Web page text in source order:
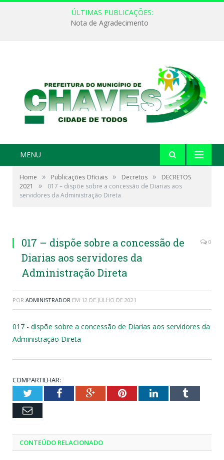
ÚLTIMAS PUBLICAÇÕES:
Nota de Agradecimento
MENU
Home » Publicações Oficiais » Decretos »
DECRETOS
2021
»
017 – dispõe sobre a concessão de Diarias aos
servidores da Administração Direta
017 – dispõe sobre a concessão de
Diarias aos servidores da
Administração Direta
0
POR ADMINISTRADOR EM 12 DE JULHO DE 2021
017 - dispõe sobre a concessão de Diarias aos servidores da
Administração Direta
COMPARTILHAR:
TwitterFacebookGoogle+PinterestLinkedInTumblr
Email
CONTEÚDO RELACIONADO